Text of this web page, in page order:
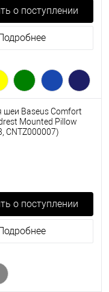
о поступлении
шеи Baseus Comfort
Mounted Pillow
CNTZ000007)
о поступлении